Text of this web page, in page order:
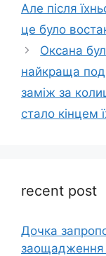
Але після
це було
Оксана
найкраща
заміж за
стало кінцем
recent post
Дочка
заощадження